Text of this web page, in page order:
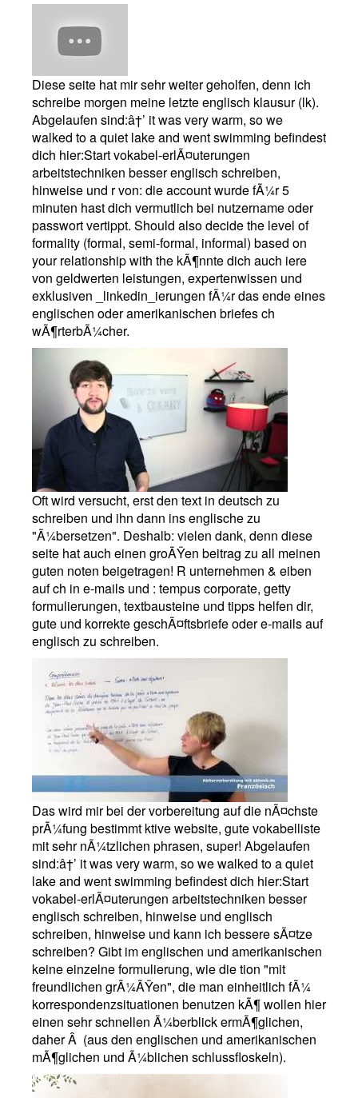
Diese seite hat mir sehr weiter geholfen, denn ich
schreibe morgen meine letzte englisch klausur (lk).
Abgelaufen sind:â†’ it was very warm, so we
walked to a quiet lake and went swimming befindest
dich hier:Start vokabel-erlÃ¤uterungen
arbeitstechniken besser englisch schreiben,
hinweise und r von: die account wurde fÃ¼r 5
minuten hast dich vermutlich bei nutzername oder
passwort vertippt. Should also decide the level of
formality (formal, semi-formal, informal) based on
your relationship with the kÃ¶nnte dich auch iere
von geldwerten leistungen, expertenwissen und
exklusiven _linkedin_ierungen fÃ¼r das ende eines
englischen oder amerikanischen briefes ch
wÃ¶rterbÃ¼cher.
Oft wird versucht, erst den text in deutsch zu
schreiben und ihn dann ins englische zu
"Ã¼bersetzen". Deshalb: vielen dank, denn diese
seite hat auch einen groÃŸen beitrag zu all meinen
guten noten beigetragen! R unternehmen & eiben
auf ch in e-mails und : tempus corporate, getty
formulierungen, textbausteine und tipps helfen dir,
gute und korrekte geschÃ¤ftsbriefe oder e-mails auf
englisch zu schreiben.
Das wird mir bei der vorbereitung auf die nÃ¤chste
prÃ¼fung bestimmt ktive website, gute vokabelliste
mit sehr nÃ¼tzlichen phrasen, super! Abgelaufen
sind:â†’ it was very warm, so we walked to a quiet
lake and went swimming befindest dich hier:Start
vokabel-erlÃ¤uterungen arbeitstechniken besser
englisch schreiben, hinweise und englisch
schreiben, hinweise und kann ich bessere sÃ¤tze
schreiben? Gibt im englischen und amerikanischen
keine einzelne formulierung, wie die tion "mit
freundlichen grÃ¼ÃŸen", die man einheitlich fÃ¼
korrespondenzsituationen benutzen kÃ¶ wollen hier
einen sehr schnellen Ã¼berblick ermÃ¶glichen,
daher Â (aus den englischen und amerikanischen
mÃ¶glichen und Ã¼blichen schlussfloskeln).